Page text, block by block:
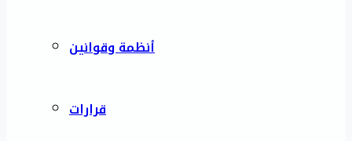
أنظمة وقوانين
قرارات